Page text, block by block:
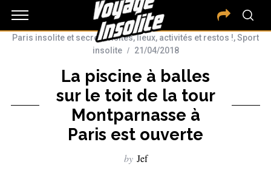
Paris insolite et secret : visites, lieux, activités et restos !,Sport
insolite
21/04/2018
La piscine à balles
sur le toit de la tour
Montparnasse à
Paris est ouverte
by Jef